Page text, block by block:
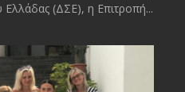
(ΔΣΕ), η Επιτροπή...